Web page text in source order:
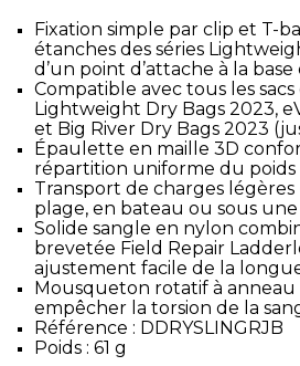
Fixation simple par clip et T-
étanches des séries
d’un point d’attache à la
Compatible avec tous les
Lightweight Dry Bags 2023,
et Big River Dry Bags 2023
Épaulette en maille 3D
répartition uniforme du poids
Transport de charges légères
plage, en bateau ou sous
Solide sangle en nylon
brevetée Field Repair
ajustement facile de la
Mousqueton rotatif à
empêcher la torsion de la
Référence : DDRYSLINGRJB
Poids : 61 g